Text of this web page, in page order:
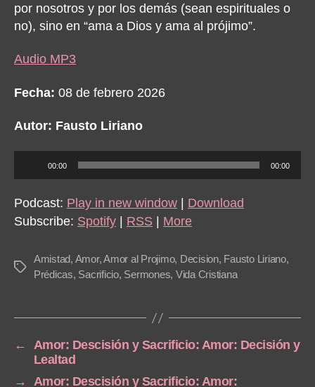
por nosotros y por los demás (sean espirituales o
no), sino en “ama a Dios y ama al prójimo”.
Audio MP3
Fecha: 08 de febrero 2026
Autor: Fausto Liriano
u
d
i
l
r
00:00 00:00
Podcast: Play in new window
Download
Subscribe: Spotify RSS More
Tags
Amistad, Amor,Amor al Projimo, Decision, Fausto Liriano,
Prédicas, Sacrificio, Sermones, Vida Cristiana
←
Amor: Descisión y Sacrificio: Amor: Decisión y
Lealtad
→
Amor: Descisión y Sacrificio: Amor: